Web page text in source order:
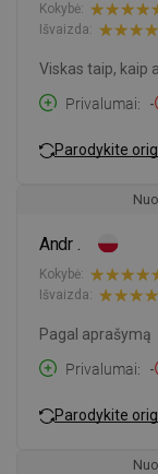
Kokybė:
Išvaizda:
Viskas taip, kaip
Privalumai
-
Parodykite
Andr .
Kokybė:
Išvaizda:
Pagal aprašymą
Privalumai
-
Parodykite